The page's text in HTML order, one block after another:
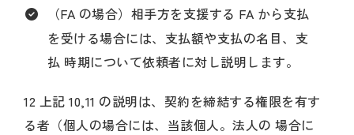
（FA の場合）相手方を支援する FA から支払
を受ける場合には、支払額や支払の名目、支
払 時期について依頼者に対し説明します。
12 上記 10,11 の説明は、契約を締結する権限を有す
る者（個人の場合には、当該個人。法人の 場合に